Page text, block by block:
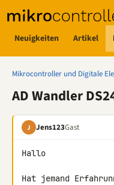
Neuigkeiten Artikel
Mikrocontroller und Digitale
AD Wandler
J Jens123Gast
Hallo
Hat jemand